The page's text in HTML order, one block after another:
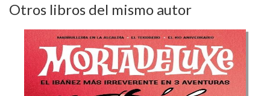
Otros libros del mismo autor